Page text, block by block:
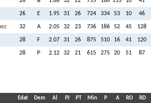
26 E 1.95 31 26 724 334 53 10 46
32 A 2.05 32 23 736 186 52 45 128
28 F 2.07 31 26 875 510 16 41 120
28 P 2.12 32 21 615 275 20 51 87
Edat Dem Al PJ PT Min P A RO RD